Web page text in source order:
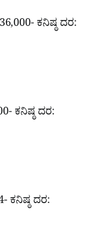
ಕನಿಷ್ಠ ದರ:
ಕನಿಷ್ಠ ದರ:
ಕನಿಷ್ಠ ದರ: